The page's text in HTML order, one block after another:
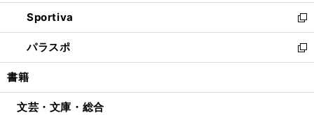
く
ン
ド
ウ
で
開
ウ
ィ
ン
ド
ウ
開
し
い
ウ
ィ
ン
ウ
Sportiva
新
し
い
ウ
ン
パラスポ
新
し
ウ
書籍
文芸・文庫・総合